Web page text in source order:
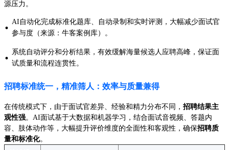
源压力。
· AI自动化完成标准化题库、自动录制和实时评测，大幅减少面试官
参与度（来源：牛客案例库）。
· 系统自动评分和分析结果，有效缓解海量候选人应聘高峰，保证面
试质量和流程连贯性。
招聘标准统一，精准筛人：效率与质量兼得
在传统模式下，由于面试官差异、经验和精力分布不同， 招聘结果主
观性强。AI面试基于大数据和机器学习，结合面试音视频、答题内
容、肢体动作等，大幅提升评价维度的全面性和客观性，确保招聘质
量和标准化。